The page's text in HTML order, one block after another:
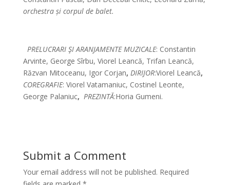
orchestra și corpul de balet.
PRELUCRARI ŞI ARANJAMENTE MUZICALE: Constantin
Arvinte, George Sîrbu, Viorel Leancă, Trifan Leancă,
Răzvan Mitoceanu, Igor Corjan, DIRIJOR:Viorel Leancă,
COREGRAFIE: Viorel Vatamaniuc, Costinel Leonte,
George Palaniuc, PREZINTĂ:Horia Gumeni.
Submit a Comment
Your email address will not be published. Required